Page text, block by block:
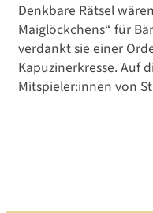
Denkbare Rätsel
Maiglöckchens“ für
verdankt sie einer
Kapuzinerkresse. Auf
Mitspieler:innen von